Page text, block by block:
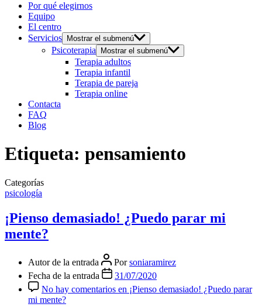
Por qué elegirnos
Equipo
El centro
Servicios
Mostrar el submenú
Psicoterapia Mostrar el submenú
Terapia adultos
Terapia infantil
Terapia de pareja
Terapia online
Contacta
FAQ
Blog
Etiqueta: pensamiento
Categorías
psicología
¡Pienso demasiado! ¿Puedo parar mi
mente?
Autor de la entrada Porsoniaramirez
Fecha de la entrada
31/07/2020
No hay comentarios en ¡Pienso demasiado! ¿Puedo parar
mi mente?